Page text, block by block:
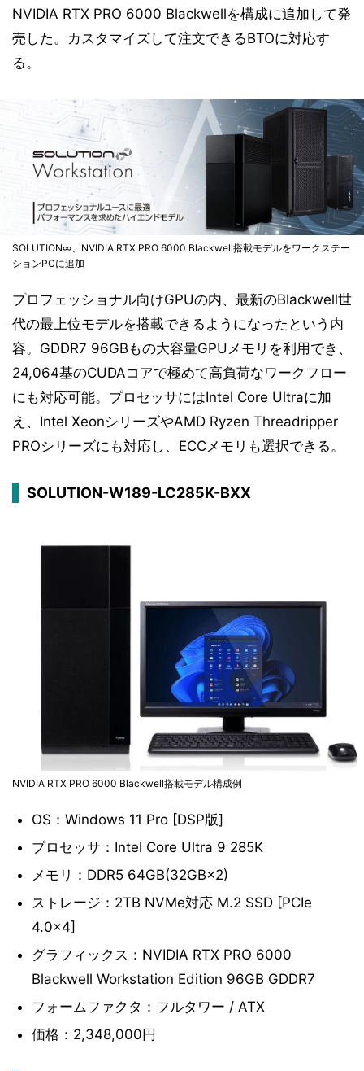
NVIDIA RTX PRO 6000 Blackwellを構成に追加して発
売した。カスタマイズして注文できるBTOに対応す
る。
SOLUTION∞、NVIDIA RTX PRO 6000 Blackwell搭載モデルをワークステー
ションPCに追加
プロフェッショナル向けGPUの内、最新のBlackwell世
代の最上位モデルを搭載できるようになったという内
容。GDDR7 96GBもの大容量GPUメモリを利用でき、
24,064基のCUDAコアで極めて高負荷なワークフロー
にも対応可能。プロセッサにはIntel Core Ultraに加
え、Intel XeonシリーズやAMD Ryzen Threadripper
PROシリーズにも対応し、ECCメモリも選択できる。
SOLUTION-W189-LC285K-BXX
NVIDIA RTX PRO 6000 Blackwell搭載モデル構成例
OS：Windows 11 Pro [DSP版]
プロセッサ：Intel Core Ultra 9 285K
メモリ：DDR5 64GB(32GB×2)
ストレージ：2TB NVMe対応 M.2 SSD [PCIe
4.0×4]
グラフィックス：NVIDIA RTX PRO 6000
Blackwell Workstation Edition 96GB GDDR7
フォームファクタ：フルタワー / ATX
価格：2,348,000円